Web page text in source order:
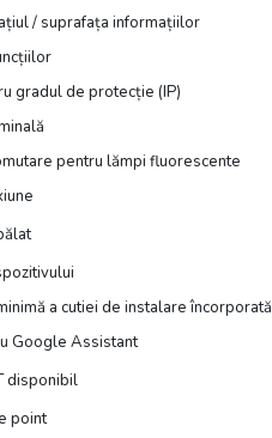
/ suprafața informațiilor
gradul de protecție (IP)
pentru lămpi fluorescente
a cutiei de instalare încorporată
Google Assistant
disponibil
point